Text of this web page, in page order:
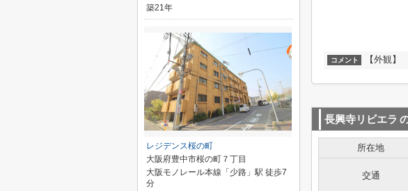
コメント 【外観】
長興寺リビエラ
所在地
交通
築21年
レジデンス桜の町
大阪府豊中市桜の町７丁目
大阪モノレール本線「少路」駅 徒歩7
分